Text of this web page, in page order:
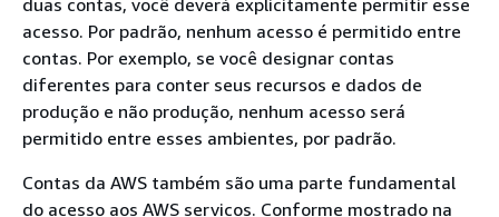
duas contas, você deverá explicitamente permitir esse
acesso. Por padrão, nenhum acesso é permitido entre
contas. Por exemplo, se você designar contas
diferentes para conter seus recursos e dados de
produção e não produção, nenhum acesso será
permitido entre esses ambientes, por padrão.
Contas da AWS também são uma parte fundamental
do acesso aos AWS serviços. Conforme mostrado na